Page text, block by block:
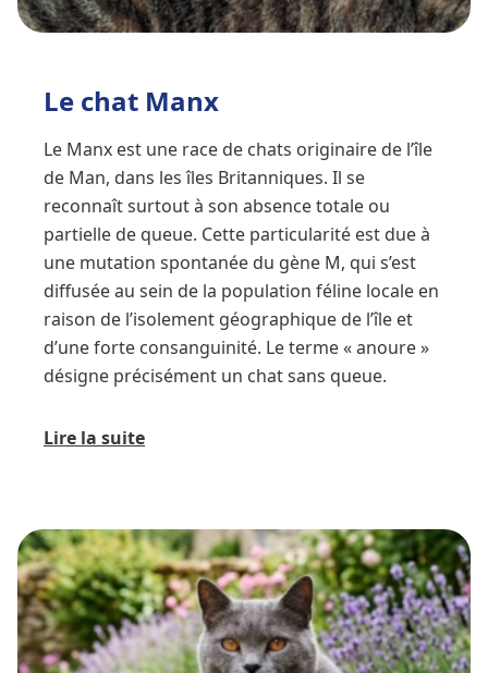
Le chat Manx
Le Manx est une race de chats originaire de l’île
de Man, dans les îles Britanniques. Il se
reconnaît surtout à son absence totale ou
partielle de queue. Cette particularité est due à
une mutation spontanée du gène M, qui s’est
diffusée au sein de la population féline locale en
raison de l’isolement géographique de l’île et
d’une forte consanguinité. Le terme « anoure »
désigne précisément un chat sans queue.
Lire la suite